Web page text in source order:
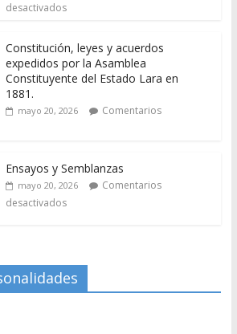
desactivados
Constitución, leyes y acuerdos
expedidos por la Asamblea
Constituyente del Estado Lara en
1881.
mayo 20, 2026
Comentarios
Ensayos y Semblanzas
mayo 20, 2026
Comentarios
desactivados